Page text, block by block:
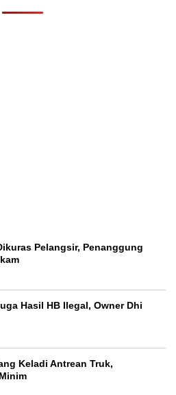
Pelangsir, Penanggung
Hasil HB Ilegal, Owner Dhi
Keladi Antrean Truk,